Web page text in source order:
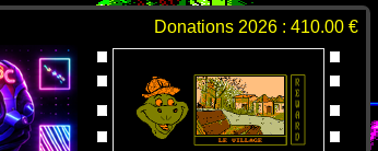
Donations 2026 : 410.00 €